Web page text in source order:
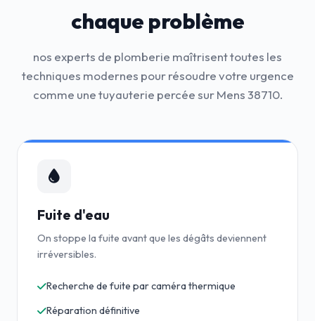
chaque problème
nos experts de plomberie maîtrisent toutes les
techniques modernes pour résoudre votre urgence
comme une tuyauterie percée sur Mens 38710.
Fuite d'eau
On stoppe la fuite avant que les dégâts deviennent
irréversibles.
Recherche de fuite par caméra thermique
Réparation définitive